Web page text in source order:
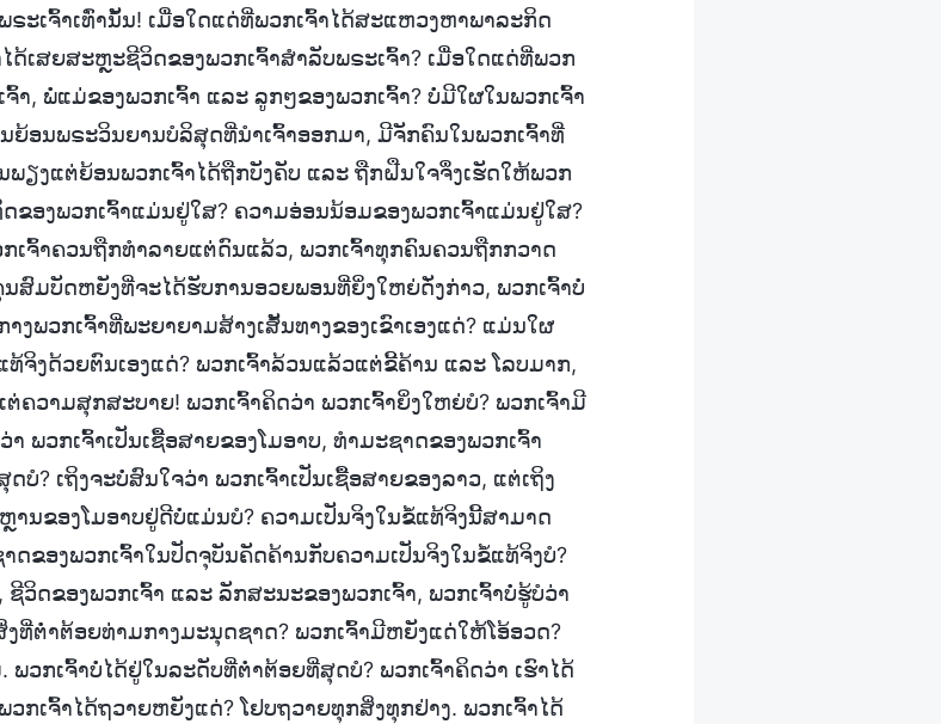
ະເຈົ້າເທົ່ານັ້ນ! ເມື່ອໃດແດ່ທີ່ພວກເຈົ້າໄດ້ສະແຫວງຫາພາລະກິດ
ດ້ເສຍສະຫຼະຊີວິດຂອງພວກເຈົ້າສຳລັບພຣະເຈົ້າ? ເມື່ອໃດແດ່ທີ່ພວກ
າ, ພໍ່ແມ່ຂອງພວກເຈົ້າ ແລະ ລູກໆຂອງພວກເຈົ້າ? ບໍ່ມີໃຜໃນພວກເຈົ້າ
ຍ້ອນພຣະວິນຍານບໍລິສຸດທີ່ນໍາເຈົ້າອອກມາ, ມີຈັກຄົນໃນພວກເຈົ້າທີ່
ຽງແຕ່ຍ້ອນພວກເຈົ້າໄດ້ຖືກບັງຄັບ ແລະ ຖືກຝືນໃຈຈຶ່ງເຮັດໃຫ້ພວກ
ຂອງພວກເຈົ້າແມ່ນຢູ່ໃສ? ຄວາມອ່ອນນ້ອມຂອງພວກເຈົ້າແມ່ນຢູ່ໃສ?
ເຈົ້າຄວນຖືກທຳລາຍແຕ່ດົນແລ້ວ, ພວກເຈົ້າທຸກຄົນຄວນຖືກກວາດ
ສົມບັດຫຍັງທີ່ຈະໄດ້ຮັບການອວຍພອນທີ່ຍິ່ງໃຫຍ່ດັ່ງກ່າວ, ພວກເຈົ້າບໍ່
ພວກເຈົ້າທີ່ພະຍາຍາມສ້າງເສັ້ນທາງຂອງເຂົາເອງແດ່? ແມ່ນໃຜ
ຈິງດ້ວຍຕົນເອງແດ່? ພວກເຈົ້າລ້ວນແລ້ວແຕ່ຂີ້ຄ້ານ ແລະ ໂລບມາກ,
ວາມສຸກສະບາຍ! ພວກເຈົ້າຄິດວ່າ ພວກເຈົ້າຍິ່ງໃຫຍ່ບໍ? ພວກເຈົ້າມີ
ພວກເຈົ້າເປັນເຊື້ອສາຍຂອງໂມອາບ, ທຳມະຊາດຂອງພວກເຈົ້າ
ບໍ? ເຖິງຈະບໍ່ສົນໃຈວ່າ ພວກເຈົ້າເປັນເຊື້ອສາຍຂອງລາວ, ແຕ່ເຖິງ
ນຂອງໂມອາບຢູ່ດີບໍ່ແມ່ນບໍ? ຄວາມເປັນຈິງໃນຂໍ້ແທ້ຈິງນີ້ສາມາດ
ດຂອງພວກເຈົ້າໃນປັດຈຸບັນຄັດຄ້ານກັບຄວາມເປັນຈິງໃນຂໍ້ແທ້ຈິງບໍ?
ຊີວິດຂອງພວກເຈົ້າ ແລະ ລັກສະນະຂອງພວກເຈົ້າ, ພວກເຈົ້າບໍ່ຮູ້ບໍວ່າ
ທີ່ຕໍ່າຕ້ອຍທ່າມກາງມະນຸດຊາດ? ພວກເຈົ້າມີຫຍັງແດ່ໃຫ້ໂອ້ອວດ?
ພວກເຈົ້າບໍ່ໄດ້ຢູ່ໃນລະດັບທີ່ຕໍ່າຕ້ອຍທີ່ສຸດບໍ? ພວກເຈົ້າຄິດວ່າ ເຮົາໄດ້
ກເຈົ້າໄດ້ຖວາຍຫຍັງແດ່? ໂຢບຖວາຍທຸກສິ່ງທຸກຢ່າງ. ພວກເຈົ້າໄດ້